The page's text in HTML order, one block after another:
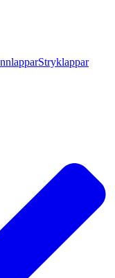
Stryklappar